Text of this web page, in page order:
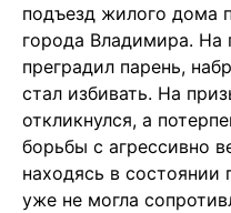
подъезд жилого дома
города Владимира. На
преградил парень,
стал избивать. На
откликнулся, а
борьбы с агрессивно
находясь в состоянии
уже не могла